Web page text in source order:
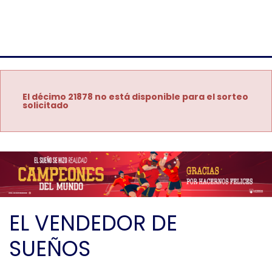
El décimo 21878 no está disponible para el sorteo
solicitado
EL VENDEDOR DE
SUEÑOS